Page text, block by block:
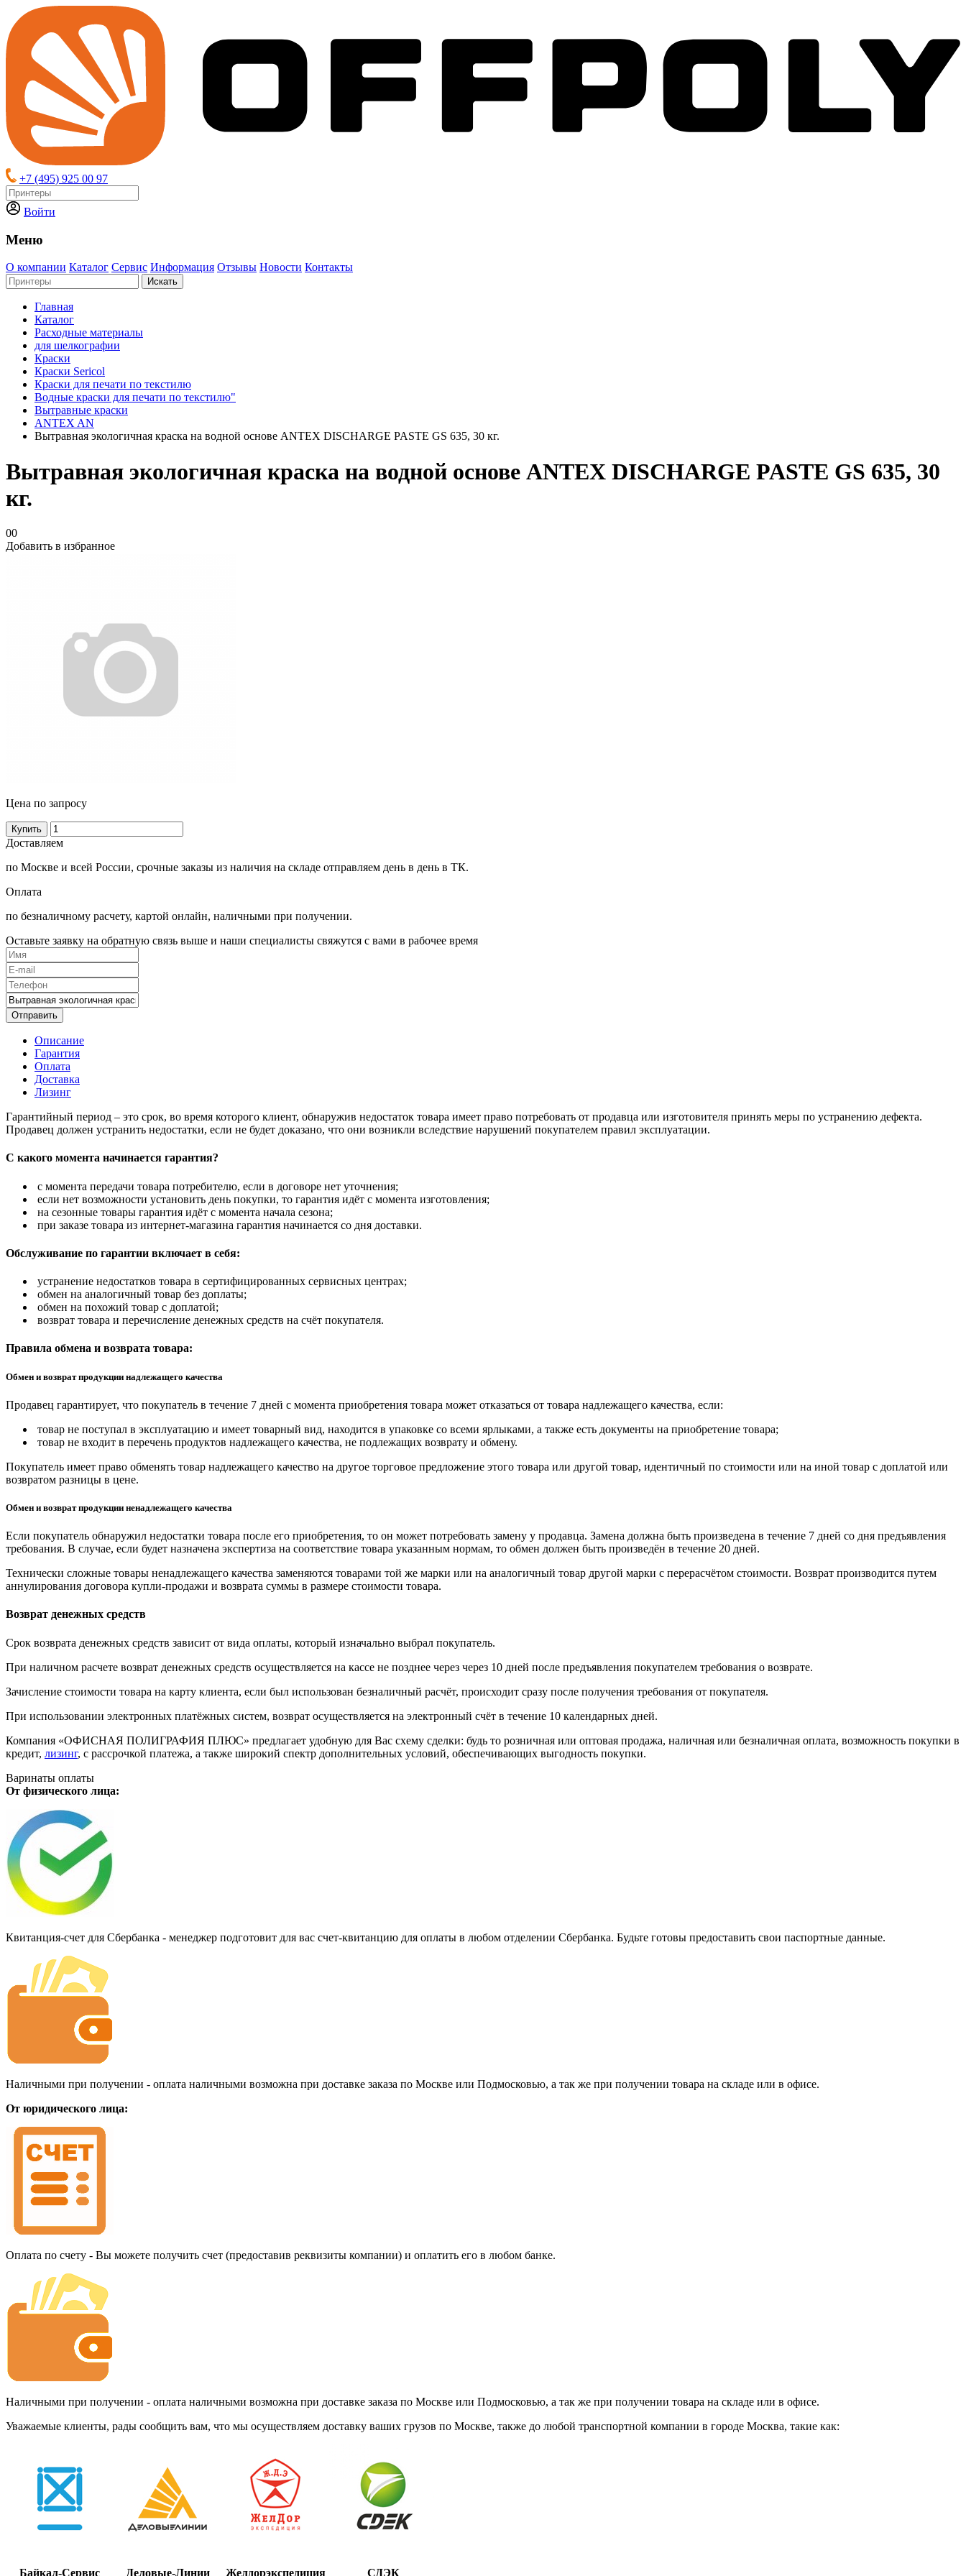
+7 (495) 925 00 97
Войти
Меню
О компании Каталог Сервис Информация Отзывы Новости Контакты
Искать
Главная
Каталог
Расходные материалы
для шелкографии
Краски
Краски Sericol
Краски для печати по текстилю
Водные краски для печати по текстилю"
Вытравные краски
ANTEX AN
Вытравная экологичная краска на водной основе ANTEX DISCHARGE PASTE GS 635, 30 кг.
Вытравная экологичная краска на водной основе ANTEX DISCHARGE PASTE GS 635, 30
кг.
00
Добавить в избранное
Цена по запросу
Купить
Доставляем
по Москве и всей России, срочные заказы из наличия на складе отправляем день в день в ТК.
Оплата
по безналичному расчету, картой онлайн, наличными при получении.
Оставьте заявку на обратную связь выше и наши специалисты свяжутся с вами в рабочее время
Отправить
Описание
Гарантия
Оплата
Доставка
Лизинг
Гарантийный период – это срок, во время которого клиент, обнаружив недостаток товара имеет право потребовать от продавца или изготовителя принять меры по устранению дефекта.
Продавец должен устранить недостатки, если не будет доказано, что они возникли вследствие нарушений покупателем правил эксплуатации.
С какого момента начинается гарантия?
с момента передачи товара потребителю, если в договоре нет уточнения;
если нет возможности установить день покупки, то гарантия идёт с момента изготовления;
на сезонные товары гарантия идёт с момента начала сезона;
при заказе товара из интернет-магазина гарантия начинается со дня доставки.
Обслуживание по гарантии включает в себя:
устранение недостатков товара в сертифицированных сервисных центрах;
обмен на аналогичный товар без доплаты;
обмен на похожий товар с доплатой;
возврат товара и перечисление денежных средств на счёт покупателя.
Правила обмена и возврата товара:
Обмен и возврат продукции надлежащего качества
Продавец гарантирует, что покупатель в течение 7 дней с момента приобретения товара может отказаться от товара надлежащего качества, если:
товар не поступал в эксплуатацию и имеет товарный вид, находится в упаковке со всеми ярлыками, а также есть документы на приобретение товара;
товар не входит в перечень продуктов надлежащего качества, не подлежащих возврату и обмену.
Покупатель имеет право обменять товар надлежащего качество на другое торговое предложение этого товара или другой товар, идентичный по стоимости или на иной товар с доплатой или
возвратом разницы в цене.
Обмен и возврат продукции ненадлежащего качества
Если покупатель обнаружил недостатки товара после его приобретения, то он может потребовать замену у продавца. Замена должна быть произведена в течение 7 дней со дня предъявления
требования. В случае, если будет назначена экспертиза на соответствие товара указанным нормам, то обмен должен быть произведён в течение 20 дней.
Технически сложные товары ненадлежащего качества заменяются товарами той же марки или на аналогичный товар другой марки с перерасчётом стоимости. Возврат производится путем
аннулирования договора купли-продажи и возврата суммы в размере стоимости товара.
Возврат денежных средств
Срок возврата денежных средств зависит от вида оплаты, который изначально выбрал покупатель.
При наличном расчете возврат денежных средств осуществляется на кассе не позднее через через 10 дней после предъявления покупателем требования о возврате.
Зачисление стоимости товара на карту клиента, если был использован безналичный расчёт, происходит сразу после получения требования от покупателя.
При использовании электронных платёжных систем, возврат осуществляется на электронный счёт в течение 10 календарных дней.
Компания «ОФИСНАЯ ПОЛИГРАФИЯ ПЛЮС» предлагает удобную для Вас схему сделки: будь то розничная или оптовая продажа, наличная или безналичная оплата, возможность покупки в
кредит, лизинг, с рассрочкой платежа, а также широкий спектр дополнительных условий, обеспечивающих выгодность покупки.
Варинаты оплаты
От физического лица:
Квитанция-счет для Сбербанка - менеджер подготовит для вас счет-квитанцию для оплаты в любом отделении Сбербанка. Будьте готовы предоставить свои паспортные данные.
Наличными при получении - оплата наличными возможна при доставке заказа по Москве или Подмосковью, а так же при получении товара на складе или в офисе.
От юридического лица:
Оплата по счету - Вы можете получить счет (предоставив реквизиты компании) и оплатить его в любом банке.
Наличными при получении - оплата наличными возможна при доставке заказа по Москве или Подмосковью, а так же при получении товара на складе или в офисе.
Уважаемые клиенты, рады сообщить вам, что мы осуществляем доставку ваших грузов по Москве, также до любой транспортной компании в городе Москва, такие как:
Байкал-Сервис Деловые-Линии Желдорэкспедиция СДЭК